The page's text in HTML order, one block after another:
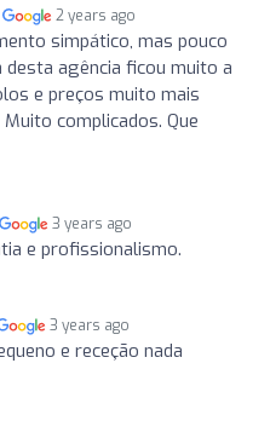
2 years ago
simpático, mas pouco
agência ficou muito a
e preços muito mais
complicados. Que
3 years ago
e profissionalismo.
3 years ago
e receção nada